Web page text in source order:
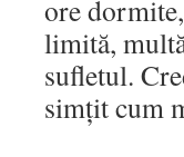
ore
limită,
sufletul.
simțit cum